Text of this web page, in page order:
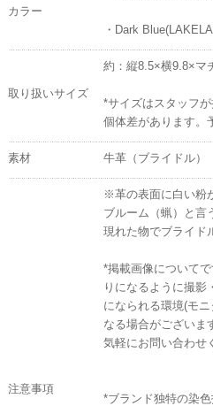
カラー
・Dark
取り扱いサイズ
約：縦8.5×横9.8×マ
*サイズはスタッフ
個体差があります。
素材 牛革（ブライドル）
注意事項
※革の表面に白い粉
ブルーム（蝋）と言
現れた物でブライド
*掲載画像について
りになるように撮影
になられる環境(モ
なる場合がございま
気軽にお問い合わせ
*ブランド独特の染